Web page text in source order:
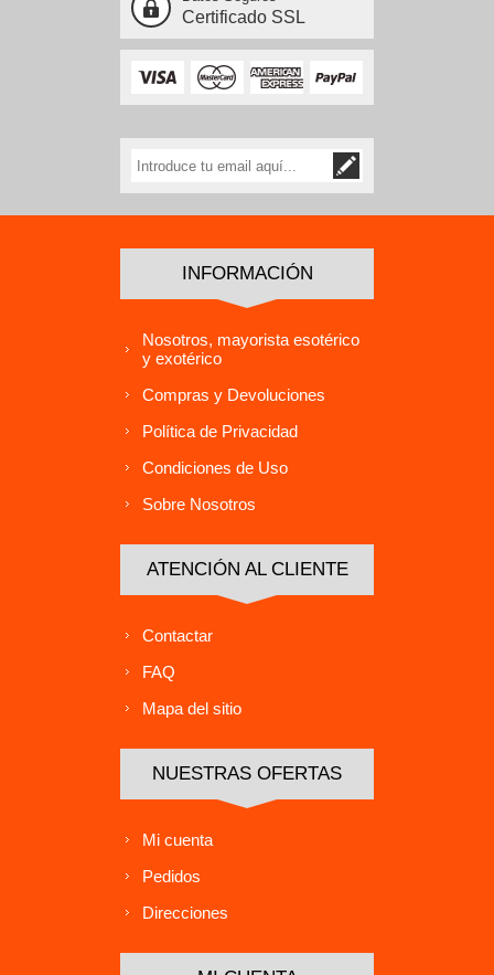
Certificado SSL
INFORMACIÓN
Nosotros, mayorista esotérico
y exotérico
Compras y Devoluciones
Política de Privacidad
Condiciones de Uso
Sobre Nosotros
ATENCIÓN AL CLIENTE
Contactar
FAQ
Mapa del sitio
NUESTRAS OFERTAS
Mi cuenta
Pedidos
Direcciones